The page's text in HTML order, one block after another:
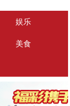
娱乐
美食